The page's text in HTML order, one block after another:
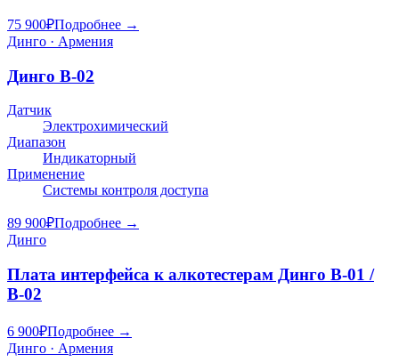
75 900₽Подробнее →
Динго · Армения
Динго В-02
Датчик
Электрохимический
Диапазон
Индикаторный
Применение
Системы контроля доступа
89 900₽Подробнее →
Динго
Плата интерфейса к алкотестерам Динго В-01 /
В-02
6 900₽Подробнее →
Динго · Армения